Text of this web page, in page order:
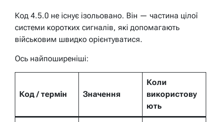
Код 4.5.0 не існує ізольовано. Він — частина цілої
системи коротких сигналів, які допомагають
військовим швидко орієнтуватися.
Ось найпоширеніші:
Код / термін Значення
Коли
використову
ють